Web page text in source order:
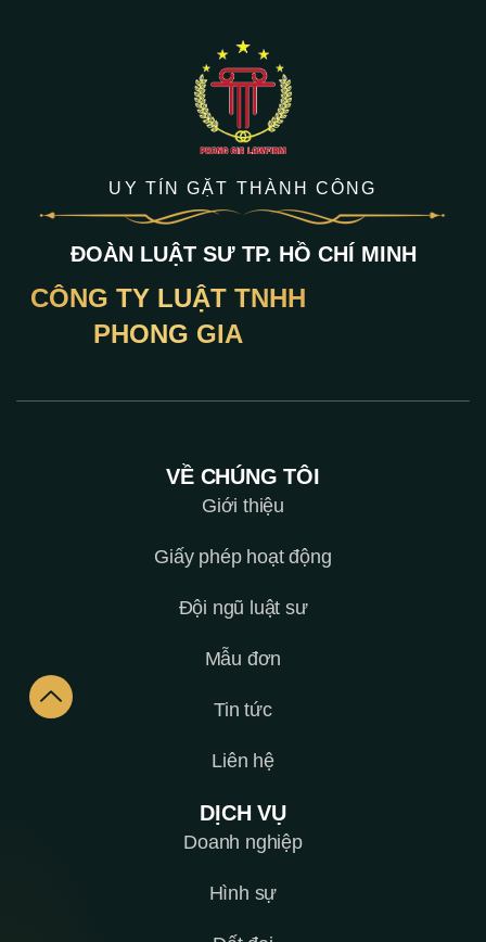
UY TÍN GẶT THÀNH CÔNG
ĐOÀN LUẬT SƯ TP. HỒ CHÍ MINH
CÔNG TY LUẬT TNHH
PHONG GIA
VỀ CHÚNG TÔI
Giới thiệu
Giấy phép hoạt động
Đội ngũ luật sư
Mẫu đơn
Tin tức
Liên hệ
DỊCH VỤ
Doanh nghiệp
Hình sự